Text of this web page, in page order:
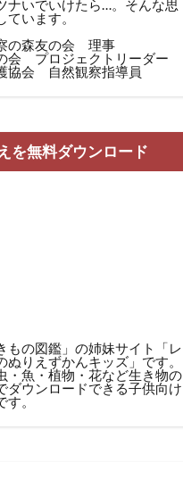
ナいでいけたら…。そんな思
ています。
の森友の会 理事
会 プロジェクトリーダー
協会 自然観察指導員
を無料ダウンロード
もの図鑑」の姉妹サイト「レ
ぬりえずかんキッズ」です。
・魚・植物・花など生き物の
ダウンロードできる子供向け
す。